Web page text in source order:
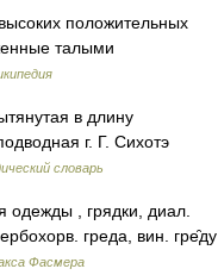
положительных
талыми
в длину
г. Г. Сихотэ
словарь
одежды , грядки, диал.
греда, вин. гре̑ду
Фасмера